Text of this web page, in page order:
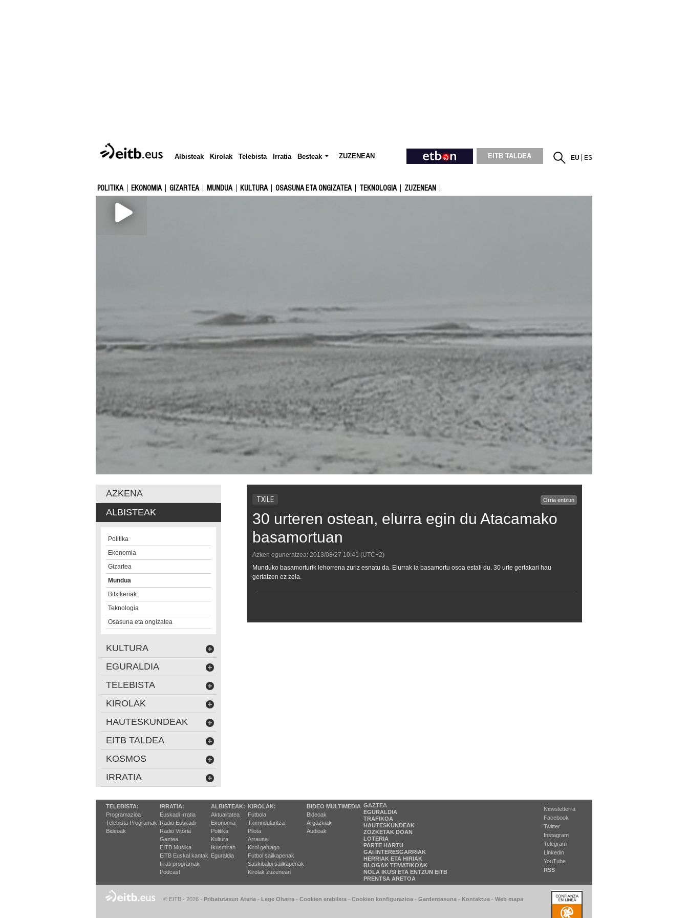
Albisteak Kirolak Telebista Irratia Besteak ZUZENEAN EITB TALDEA EU ES
POLITIKA EKONOMIA GIZARTEA MUNDUA KULTURA OSASUNA ETA ONGIZATEA TEKNOLOGIA ZUZENEAN
TXILE Orria entzun
30 urteren ostean, elurra egin du Atacamako
basamortuan
Azken eguneratzea: 2013/08/27 10:41 (UTC+2)
Munduko basamorturik lehorrena zuriz esnatu da. Elurrak ia basamortu osoa estali du. 30 urte gertakari hau
gertatzen ez zela.
AZKENA
ALBISTEAK
Politika
Ekonomia
Gizartea
Mundua
Bitxikeriak
Teknologia
Osasuna eta ongizatea
KULTURA
EGURALDIA
TELEBISTA
KIROLAK
HAUTESKUNDEAK
EITB TALDEA
KOSMOS
IRRATIA
TELEBISTA:
Programazioa
Telebista Programak
Bideoak
IRRATIA:
Euskadi Irratia
Radio Euskadi
Radio Vitoria
Gaztea
EITB Musika
EiTB Euskal kantak
Irrati programak
Podcast
ALBISTEAK:
Aktualitatea
Ekonomia
Politika
Kultura
Ikusmiran
Eguraldia
KIROLAK:
Futbola
Txirrindularitza
Pilota
Arrauna
Kirol gehiago
Futbol sailkapenak
Saskibaloi sailkapenak
Kirolak zuzenean
BIDEO MULTIMEDIA
Bideoak
Argazkiak
Audioak
GAZTEA
EGURALDIA
TRAFIKOA
HAUTESKUNDEAK
ZOZKETAK DOAN
LOTERIA
PARTE HARTU
GAI INTERESGARRIAK
HERRIAK ETA HIRIAK
BLOGAK TEMATIKOAK
NOLA IKUSI ETA ENTZUN EITB
PRENTSA ARETOA
Newsletterra
Facebook
Twitter
Instagram
Telegram
Linkedin
YouTube
RSS
© EITB - 2026 - Pribatutasun Ataria - Lege Oharra - Cookien erabilera - Cookien konfigurazioa - Gardentasuna - Kontaktua - Web mapa